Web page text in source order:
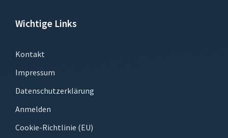
Wichtige Links
Kontakt
Impressum
Datenschutzerklärung
Anmelden
Cookie-Richtlinie (EU)